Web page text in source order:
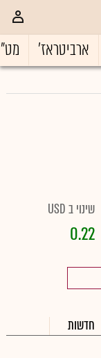
ארביטראז'
שינוי ב USD
0.22
חדשות